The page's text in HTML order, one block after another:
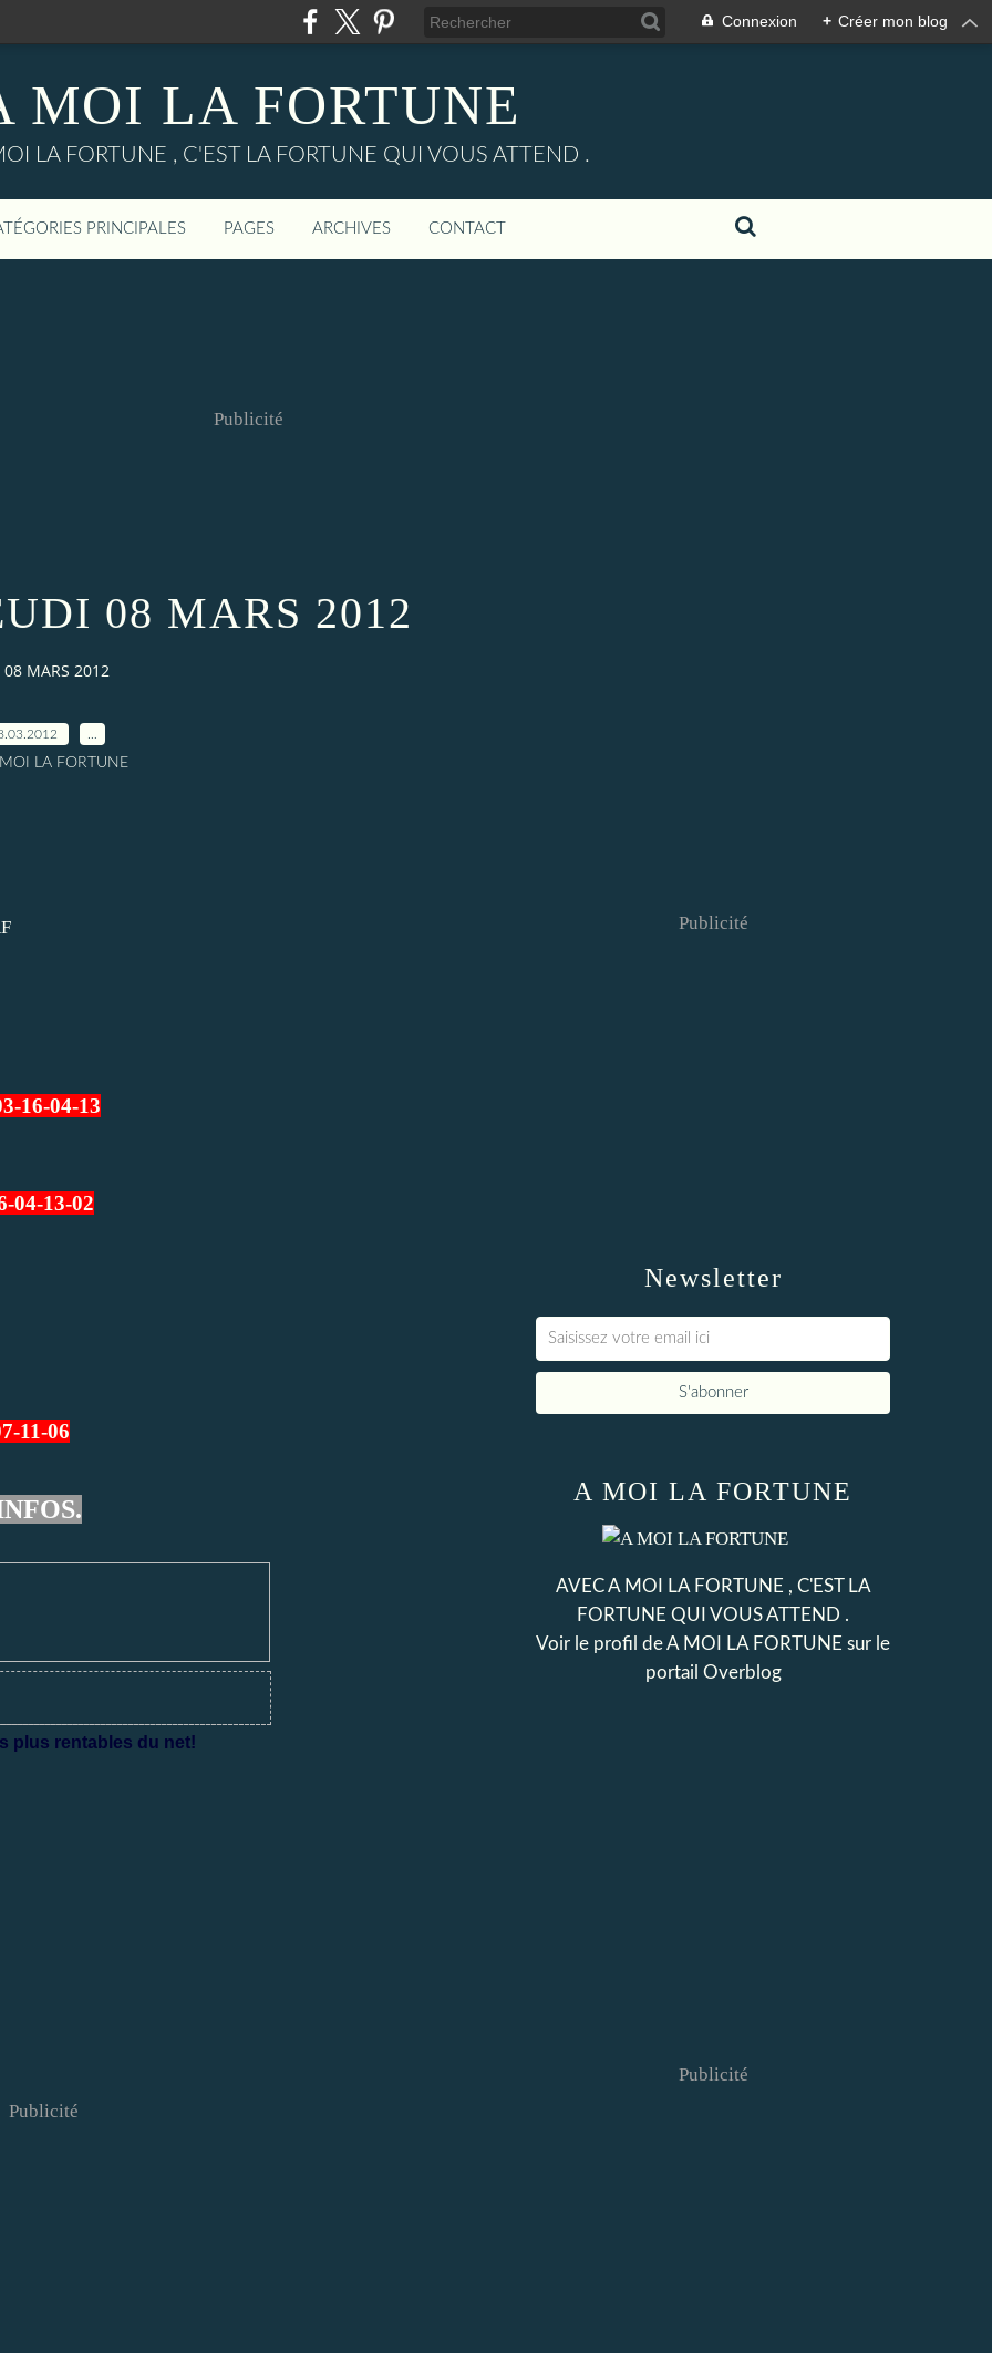
Connexion + Créer mon blog
MOI LA FORTUNE
LA FORTUNE , C'EST LA FORTUNE QUI VOUS ATTEND .
PRINCIPALES PAGES ARCHIVES CONTACT
Publicité
08 MARS 2012
08 MARS 2012
LA FORTUNE
16-04-13
04-13-02
11-06
plus rentables du net!
Publicité
Newsletter
Publicité
A MOI LA FORTUNE
AVEC A MOI LA FORTUNE , C'EST LA
FORTUNE QUI VOUS ATTEND .
Voir le profil deA MOI LA FORTUNE sur le
portail Overblog
Publicité